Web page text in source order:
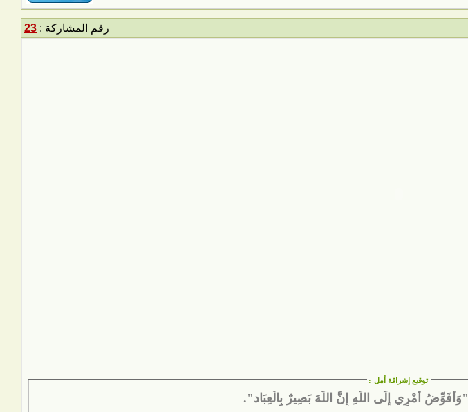
رقم المشاركة : 23
توقيع إشراقة أمل :
"وَأُفَوِّضُ أَمْرِي إِلَى اللَّهِ إِنَّ اللَّهَ بَصِيرٌ بِالْعِبَاد".